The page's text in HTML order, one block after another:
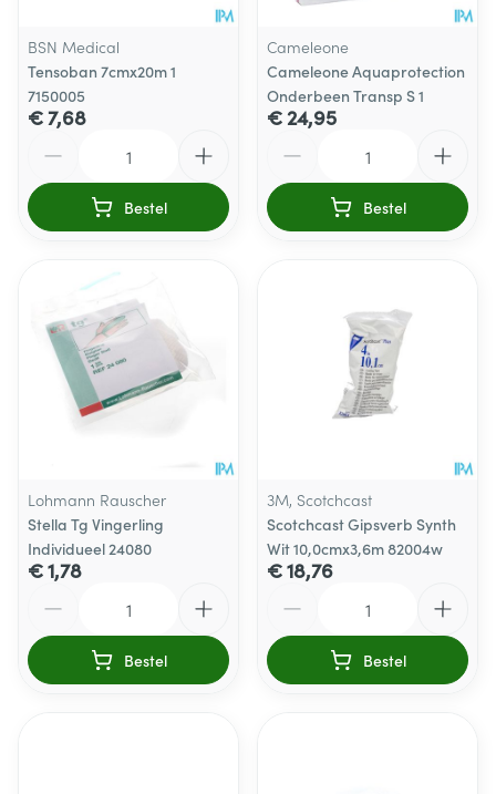
BSN Medical
Tensoban 7cmx20m 1
7150005
€ 7,68
Bestel
Cameleone
Cameleone Aquaprotection
Onderbeen Transp S 1
€ 24,95
Bestel
Lohmann Rauscher
Stella Tg Vingerling
Individueel 24080
€ 1,78
Bestel
3M, Scotchcast
Scotchcast Gipsverb Synth
Wit 10,0cmx3,6m 82004w
€ 18,76
Bestel